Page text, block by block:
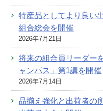
特産品としてより良い
組合総会を開催
2026年7月21日
将来の組合員リーダー
ャンパス」第1講を開催
2026年7月14日
品揃え強化と出荷者の